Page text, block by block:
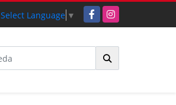
Select Language ▼ FacebookInstagram